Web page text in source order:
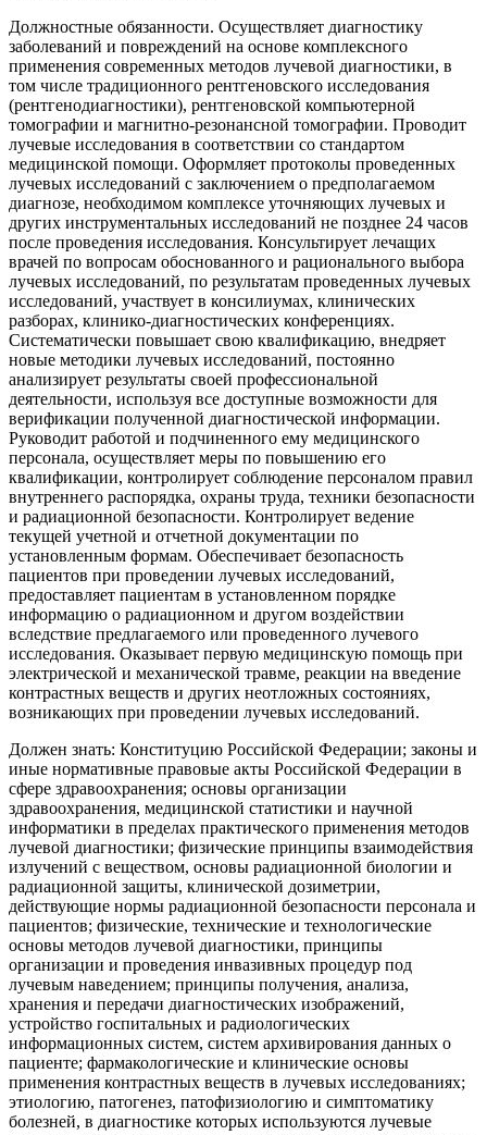
Должностные обязанности. Осуществляет диагностику
заболеваний и повреждений на основе комплексного
применения современных методов лучевой диагностики, в
том числе традиционного рентгеновского исследования
(рентгенодиагностики), рентгеновской компьютерной
томографии и магнитно-резонансной томографии. Проводит
лучевые исследования в соответствии со стандартом
медицинской помощи. Оформляет протоколы проведенных
лучевых исследований с заключением о предполагаемом
диагнозе, необходимом комплексе уточняющих лучевых и
других инструментальных исследований не позднее 24 часов
после проведения исследования. Консультирует лечащих
врачей по вопросам обоснованного и рационального выбора
лучевых исследований, по результатам проведенных лучевых
исследований, участвует в консилиумах, клинических
разборах, клинико-диагностических конференциях.
Систематически повышает свою квалификацию, внедряет
новые методики лучевых исследований, постоянно
анализирует результаты своей профессиональной
деятельности, используя все доступные возможности для
верификации полученной диагностической информации.
Руководит работой и подчиненного ему медицинского
персонала, осуществляет меры по повышению его
квалификации, контролирует соблюдение персоналом правил
внутреннего распорядка, охраны труда, техники безопасности
и радиационной безопасности. Контролирует ведение
текущей учетной и отчетной документации по
установленным формам. Обеспечивает безопасность
пациентов при проведении лучевых исследований,
предоставляет пациентам в установленном порядке
информацию о радиационном и другом воздействии
вследствие предлагаемого или проведенного лучевого
исследования. Оказывает первую медицинскую помощь при
электрической и механической травме, реакции на введение
контрастных веществ и других неотложных состояниях,
возникающих при проведении лучевых исследований.
Должен знать: Конституцию Российской Федерации; законы и
иные нормативные правовые акты Российской Федерации в
сфере здравоохранения; основы организации
здравоохранения, медицинской статистики и научной
информатики в пределах практического применения методов
лучевой диагностики; физические принципы взаимодействия
излучений с веществом, основы радиационной биологии и
радиационной защиты, клинической дозиметрии,
действующие нормы радиационной безопасности персонала и
пациентов; физические, технические и технологические
основы методов лучевой диагностики, принципы
организации и проведения инвазивных процедур под
лучевым наведением; принципы получения, анализа,
хранения и передачи диагностических изображений,
устройство госпитальных и радиологических
информационных систем, систем архивирования данных о
пациенте; фармакологические и клинические основы
применения контрастных веществ в лучевых исследованиях;
этиологию, патогенез, патофизиологию и симптоматику
болезней, в диагностике которых используются лучевые